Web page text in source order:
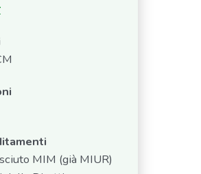
MIM (già MIUR)